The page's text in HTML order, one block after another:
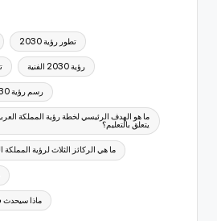
تطور رؤية 2030
رؤية 2030 الفنية
رسم رؤية 2030
يتعلق بالتعليم؟
ما هي الركائز الثلاث لرؤية المملكة
ماذا سيحدث في عام 2030